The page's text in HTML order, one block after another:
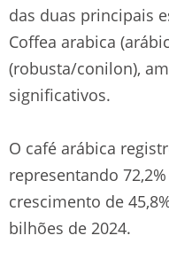
das duas principais
Coffea arabica
(robusta/conilon),
significativos.
O café arábica
representando
crescimento de
bilhões de 2024.